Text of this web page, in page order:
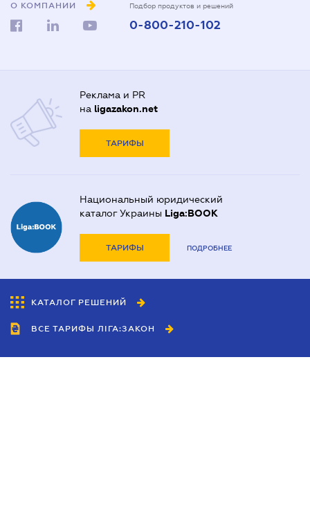
О КОМПАНИИ Подбор продуктов и решений
0-800-210-102
Реклама и PR
на ligazakon.net
ТАРИФЫ
Национальный юридический
каталог Украины Liga:BOOK
ТАРИФЫ ПОДРОБНЕЕ
КАТАЛОГ РЕШЕНИЙ
ВСЕ ТАРИФЫ ЛІГА:ЗАКОН